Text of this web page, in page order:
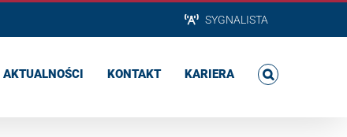
SYGNALISTA
AKTUALNOŚCI KONTAKT KARIERA